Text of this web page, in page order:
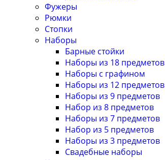
Фужеры
Рюмки
Стопки
Наборы
Барные стойки
Наборы из 18 предметов
Наборы с графином
Наборы из 12 предметов
Наборы из 9 предметов
Набор из 8 предметов
Наборы из 7 предметов
Набор из 5 предметов
Наборы из 3 предметов
Свадебные наборы